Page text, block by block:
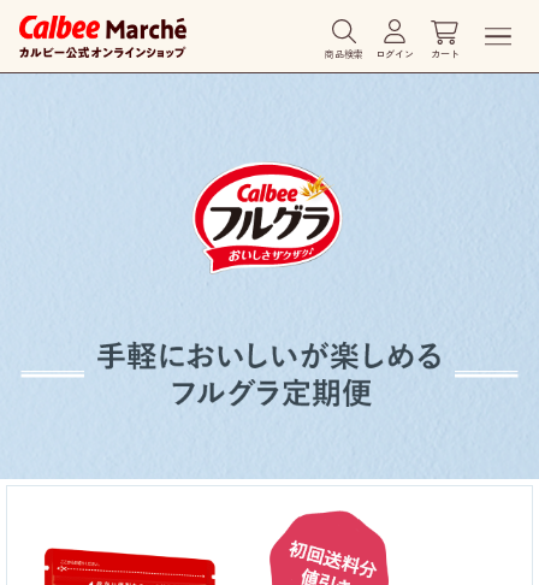
商品検索 ログイン カート